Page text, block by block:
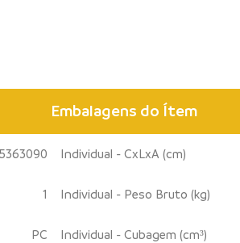
Embalagens do Ítem
1
PC
Individual - CxLxA (cm)
Individual - Peso Bruto (kg)
Individual - Cubagem (cm³)